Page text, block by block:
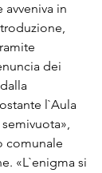
avveniva in
dei
l`Aula
comunale
«L`enigma si